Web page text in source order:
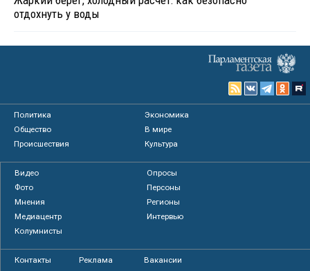
отдохнуть у воды
Политика
Экономика
Общество
В мире
Происшествия
Культура
Видео
Опросы
Фото
Персоны
Мнения
Регионы
Медиацентр
Интервью
Колумнисты
Контакты Реклама Вакансии